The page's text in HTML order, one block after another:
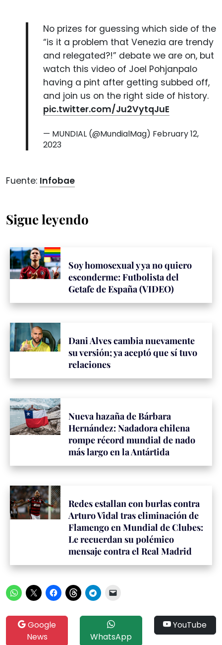
No prizes for guessing which side of the
“is it a problem that Venezia are trendy
and relegated?!” debate we are on, but
watch this video of Joel Pohjanpalo
having a pint after getting subbed off,
and join us on the right side of history.
pic.twitter.com/Ju2VytqJuE
— MUNDIAL (@MundialMag) February 12,
2023
Fuente: Infobae
Sigue leyendo
Soy homosexual y ya no quiero
esconderme: Futbolista del
Getafe de España (VIDEO)
Dani Alves cambia nuevamente
su versión; ya aceptó que sí tuvo
relaciones
Nueva hazaña de Bárbara
Hernández: Nadadora chilena
rompe récord mundial de nado
más largo en la Antártida
Redes estallan con burlas contra
Arturo Vidal tras eliminación de
Flamengo en Mundial de Clubes:
Le recuerdan su polémico
mensaje contra el Real Madrid
Google
News
WhatsApp
YouTube